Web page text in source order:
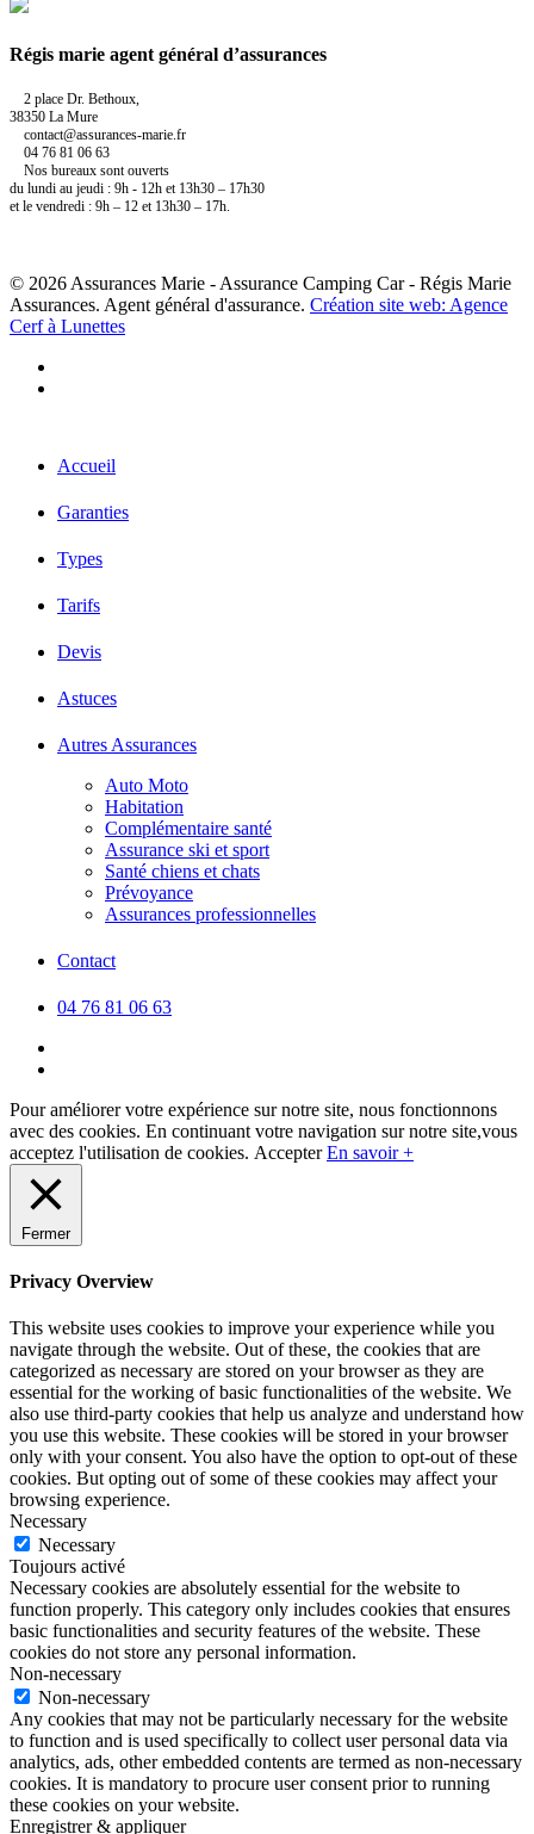
Régis marie agent général d’assurances
2 place Dr. Bethoux,
38350 La Mure
contact@assurances-marie.fr
04 76 81 06 63
Nos bureaux sont ouverts
du lundi au jeudi : 9h - 12h et 13h30 – 17h30
et le vendredi : 9h – 12 et 13h30 – 17h.
© 2026 Assurances Marie - Assurance Camping Car - Régis Marie
Assurances. Agent général d'assurance. Création site web: Agence
Cerf à Lunettes
Accueil
Garanties
Types
Tarifs
Devis
Astuces
Autres Assurances
Auto Moto
Habitation
Complémentaire santé
Assurance ski et sport
Santé chiens et chats
Prévoyance
Assurances professionnelles
Contact
04 76 81 06 63
Pour améliorer votre expérience sur notre site, nous fonctionnons
avec des cookies. En continuant votre navigation sur notre site,vous
acceptez l'utilisation de cookies. Accepter En savoir +
Fermer
Privacy Overview
This website uses cookies to improve your experience while you
navigate through the website. Out of these, the cookies that are
categorized as necessary are stored on your browser as they are
essential for the working of basic functionalities of the website. We
also use third-party cookies that help us analyze and understand how
you use this website. These cookies will be stored in your browser
only with your consent. You also have the option to opt-out of these
cookies. But opting out of some of these cookies may affect your
browsing experience.
Necessary
Necessary
Toujours activé
Necessary cookies are absolutely essential for the website to
function properly. This category only includes cookies that ensures
basic functionalities and security features of the website. These
cookies do not store any personal information.
Non-necessary
Non-necessary
Any cookies that may not be particularly necessary for the website
to function and is used specifically to collect user personal data via
analytics, ads, other embedded contents are termed as non-necessary
cookies. It is mandatory to procure user consent prior to running
these cookies on your website.
Enregistrer & appliquer